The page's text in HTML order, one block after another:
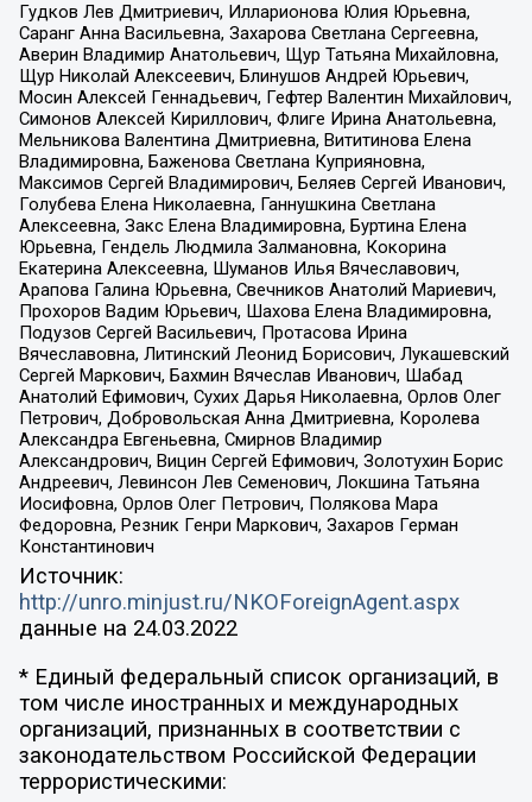
Гудков Лев Дмитриевич, Илларионова Юлия Юрьевна,
Саранг Анна Васильевна, Захарова Светлана Сергеевна,
Аверин Владимир Анатольевич, Щур Татьяна Михайловна,
Щур Николай Алексеевич, Блинушов Андрей Юрьевич,
Мосин Алексей Геннадьевич, Гефтер Валентин Михайлович,
Симонов Алексей Кириллович, Флиге Ирина Анатольевна,
Мельникова Валентина Дмитриевна, Вититинова Елена
Владимировна, Баженова Светлана Куприяновна,
Максимов Сергей Владимирович, Беляев Сергей Иванович,
Голубева Елена Николаевна, Ганнушкина Светлана
Алексеевна, Закс Елена Владимировна, Буртина Елена
Юрьевна, Гендель Людмила Залмановна, Кокорина
Екатерина Алексеевна, Шуманов Илья Вячеславович,
Арапова Галина Юрьевна, Свечников Анатолий Мариевич,
Прохоров Вадим Юрьевич, Шахова Елена Владимировна,
Подузов Сергей Васильевич, Протасова Ирина
Вячеславовна, Литинский Леонид Борисович, Лукашевский
Сергей Маркович, Бахмин Вячеслав Иванович, Шабад
Анатолий Ефимович, Сухих Дарья Николаевна, Орлов Олег
Петрович, Добровольская Анна Дмитриевна, Королева
Александра Евгеньевна, Смирнов Владимир
Александрович, Вицин Сергей Ефимович, Золотухин Борис
Андреевич, Левинсон Лев Семенович, Локшина Татьяна
Иосифовна, Орлов Олег Петрович, Полякова Мара
Федоровна, Резник Генри Маркович, Захаров Герман
Константинович
Источник:
http://unro.minjust.ru/NKOForeignAgent.aspx
данные на 24.03.2022
* Единый федеральный список организаций, в
том числе иностранных и международных
организаций, признанных в соответствии с
законодательством Российской Федерации
террористическими: